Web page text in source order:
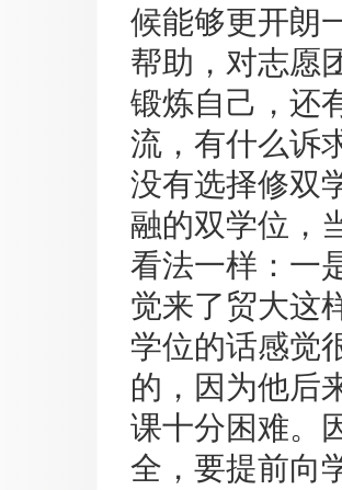
候能够更开朗
帮助，对志愿
锻炼自己，还
流，有什么诉
没有选择修双
融的双学位，
看法一样：一
觉来了贸大这
学位的话感觉
的，因为他后
课十分困难。
全，要提前向